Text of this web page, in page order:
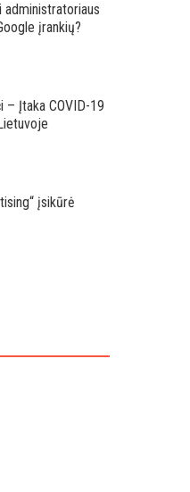
administratoriaus
įrankių?
– Įtaka COVID-19
įsikūrė